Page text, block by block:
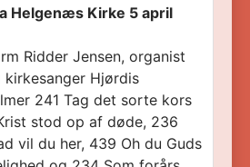
Helgenæs Kirke 5 april
Ridder Jensen, organist
Hjørdis
241 Tag det sorte kors
stod op af døde, 236
vil du her, 439 Oh du Guds